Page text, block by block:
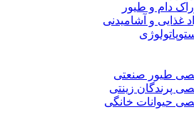
دام و طیور
غذایی و آشامیدنی
طیور صنعتی
پرندگان زینتی
حیوانات خانگی